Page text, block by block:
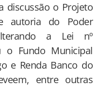
discussão o Projeto
autoria do Poder
a Lei nº
o Fundo Municipal
e Renda Banco do
entre outras